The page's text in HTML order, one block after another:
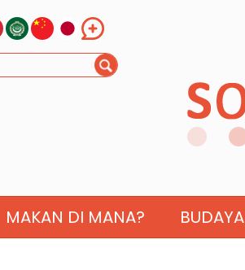
MAKAN DI MANA? BUDAYA